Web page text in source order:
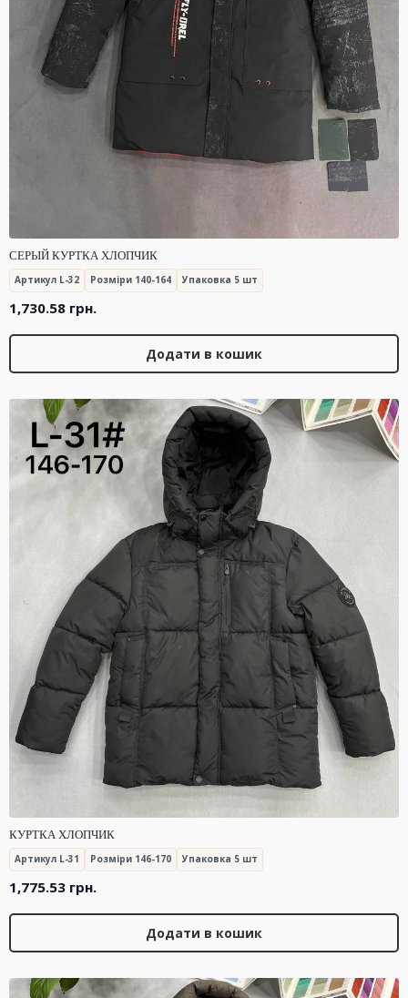
СЕРЫЙ КУРТКА ХЛОПЧИК
Артикул L-32 Розміри 140-164 Упаковка 5 шт
1,730.58 грн.
Додати в кошик
КУРТКА ХЛОПЧИК
Артикул L-31 Розміри 146-170 Упаковка 5 шт
1,775.53 грн.
Додати в кошик